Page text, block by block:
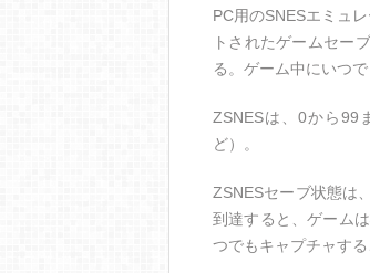
PC用のSNESエミュ
トされたゲームセー
る。ゲーム中にいつ
ZSNESは、0から99
ど）。
ZSNESセーブ状態は
到達すると、ゲーム
つでもキャプチャする